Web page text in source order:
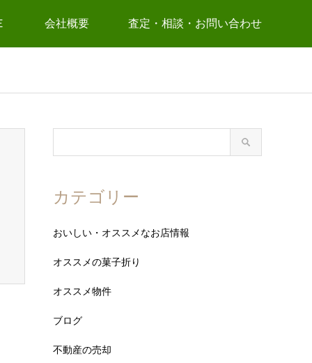
会社概要 査定・相談・お問い合わせ
カテゴリー
おいしい・オススメなお店情報
オススメの菓子折り
オススメ物件
ブログ
不動産の売却